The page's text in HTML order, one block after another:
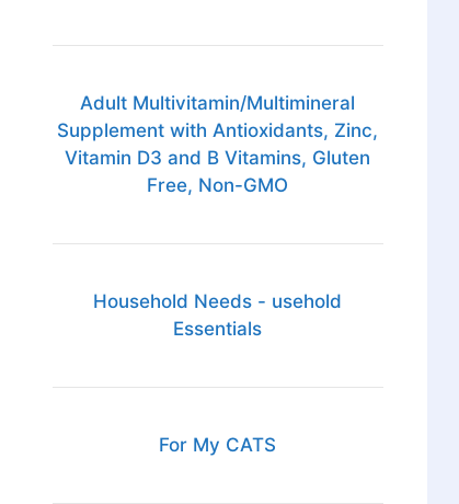
Adult Multivitamin/Multimineral
Supplement with Antioxidants, Zinc,
Vitamin D3 and B Vitamins, Gluten
Free, Non-GMO
Household Needs - usehold
Essentials
For My CATS